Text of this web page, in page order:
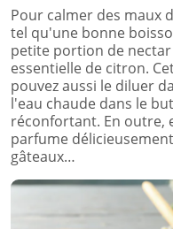
Pour calmer des maux
tel qu'une bonne
petite portion de
essentielle de citron.
pouvez aussi le diluer
l'eau chaude dans le
réconfortant. En outre,
parfume
gâteaux…